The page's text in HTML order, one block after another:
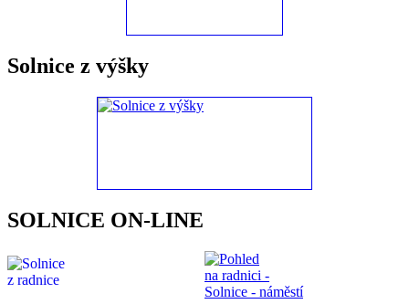
Solnice z výšky
SOLNICE ON-LINE